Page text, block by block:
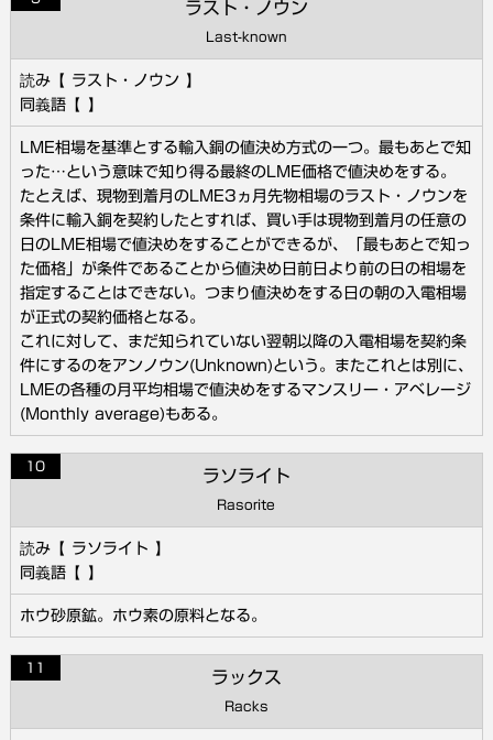
ラスト・ノウン
Last-known
ラスト・ノウン
LME相場を基準とする輸入銅の値決め方式の一つ。最もあとで知
った…という意味で知り得る最終のLME価格で値決めをする。
たとえば、現物到着月のLME3ヵ月先物相場のラスト・ノウンを
条件に輸入銅を契約したとすれば、買い手は現物到着月の任意の
日のLME相場で値決めをすることができるが、「最もあとで知っ
た価格」が条件であることから値決め日前日より前の日の相場を
指定することはできない。つまり値決めをする日の朝の入電相場
が正式の契約価格となる。
これに対して、まだ知られていない翌朝以降の入電相場を契約条
件にするのをアンノウン(Unknown)という。またこれとは別に、
LMEの各種の月平均相場で値決めをするマンスリー・アベレージ
(Monthly average)もある。
10
ラソライト
Rasorite
ラソライト
ホウ砂原鉱。ホウ素の原料となる。
11
ラックス
Racks